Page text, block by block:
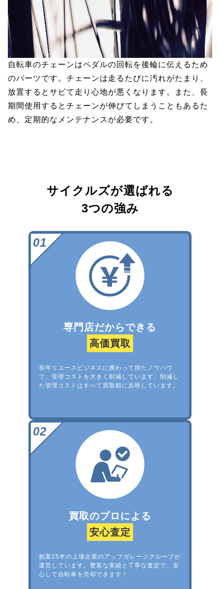
自転車のチェーンはペダルの回転を後輪に伝えるため
のパーツです。チェーンは走るたびに汚れがたまり、
放置するとサビて走り心地が悪くなります。また、長
期間使用するとチェーンが伸びてしまうこともあるた
め、定期的なメンテナンスが必要です。
サイクルズが選ばれる
3つの強み
専門店だからできる
高価買取
長年リユースビジネスに携わって得たノウハウ
で、管理コストを大きく削減しています。削減し
た管理コストはすべて買取額に反映しています。
買取のプロによる
安心査定
創業25年の上場企業のアップガレージグループが
運営しています。豊富な実績と丁寧な査定で、安
心して自転車を売却できます！